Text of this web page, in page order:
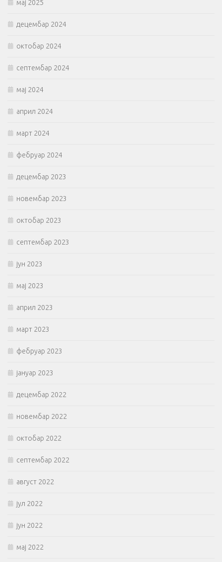
мај 2025
децембар 2024
октобар 2024
септембар 2024
мај 2024
април 2024
март 2024
фебруар 2024
децембар 2023
новембар 2023
октобар 2023
септембар 2023
јун 2023
мај 2023
април 2023
март 2023
фебруар 2023
јануар 2023
децембар 2022
новембар 2022
октобар 2022
септембар 2022
август 2022
јул 2022
јун 2022
мај 2022